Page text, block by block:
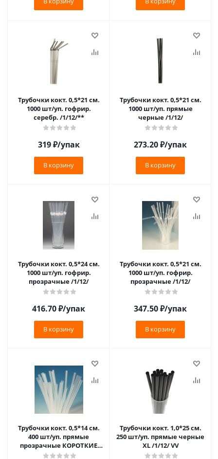
Трубочки кокт. 0,5*21 см.
1000 шт/уп. гофрир.
серебр. /1/12/**
319₽/упак
В корзину
Трубочки кокт. 0,5*21 см.
1000 шт/уп. прямые
черные /1/12/
273.20₽/упак
В корзину
Трубочки кокт. 0,5*24 см.
1000 шт/уп. гофрир.
прозрачные /1/12/
416.70₽/упак
В корзину
Трубочки кокт. 0,5*21 см.
1000 шт/уп. гофрир.
прозрачные /1/12/
347.50₽/упак
В корзину
Трубочки кокт. 0,5*14 см.
400 шт/уп. прямые
прозрачные КОРОТКИЕ
/1/50/
Трубочки кокт. 1,0*25 см.
250 шт/уп. прямые черные
XL /1/12/ VV